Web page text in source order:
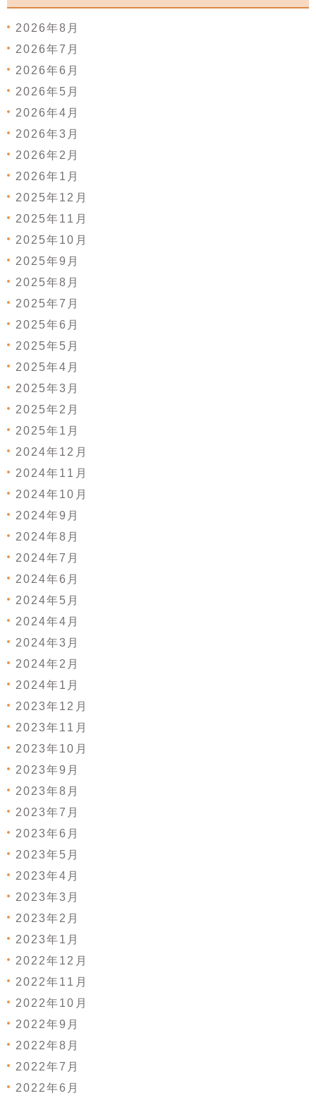
2026年8月
2026年7月
2026年6月
2026年5月
2026年4月
2026年3月
2026年2月
2026年1月
2025年12月
2025年11月
2025年10月
2025年9月
2025年8月
2025年7月
2025年6月
2025年5月
2025年4月
2025年3月
2025年2月
2025年1月
2024年12月
2024年11月
2024年10月
2024年9月
2024年8月
2024年7月
2024年6月
2024年5月
2024年4月
2024年3月
2024年2月
2024年1月
2023年12月
2023年11月
2023年10月
2023年9月
2023年8月
2023年7月
2023年6月
2023年5月
2023年4月
2023年3月
2023年2月
2023年1月
2022年12月
2022年11月
2022年10月
2022年9月
2022年8月
2022年7月
2022年6月